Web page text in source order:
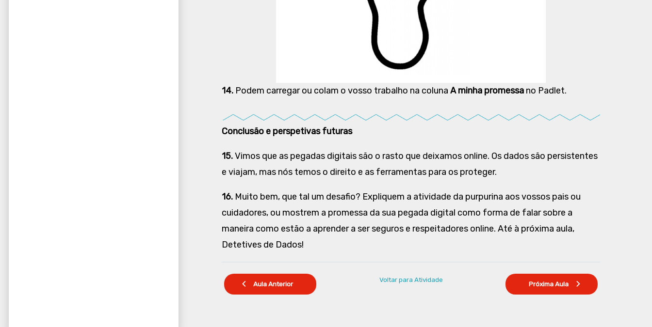
14. Podem carregar ou colam o vosso trabalho na coluna A minha promessa no Padlet.
Conclusão e perspetivas futuras
15.Vimos que as pegadas digitais são o rasto que deixamos online. Os dados são persistentes
e viajam, mas nós temos o direito e as ferramentas para os proteger.
16. Muito bem, que tal um desafio? Expliquem a atividade da purpurina aos vossos pais ou
cuidadores, ou mostrem a promessa da sua pegada digital como forma de falar sobre a
maneira como estão a aprender a ser seguros e respeitadores online. Até à próxima aula,
Detetives de Dados!
Aula Anterior
Voltar para Atividade
Próxima Aula